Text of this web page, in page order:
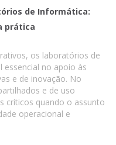
de Informática:
prática
os laboratórios de
essencial no apoio às
e de inovação. No
e de uso
críticos quando o assunto
operacional e